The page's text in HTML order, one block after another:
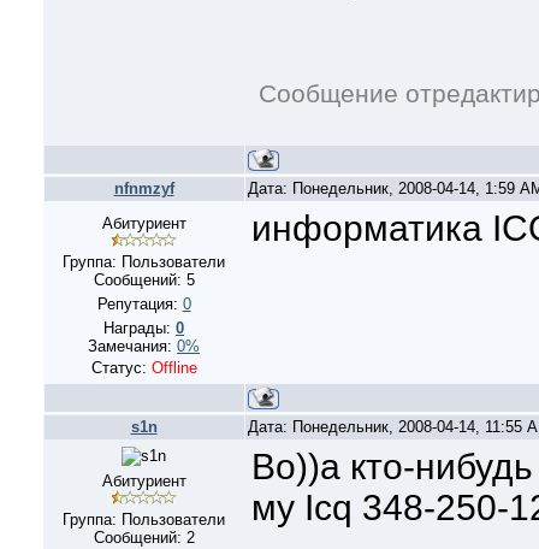
Сообщение
nfnmzyf
Дата: Понедельник, 2008-04-14, 1:59
Абитуриент
Группа: Пользователи
Сообщений: 5
Репутация: 0
Награды: 0
Замечания: 0%
Статус: Offline
информатика
s1n Дата: Понедельник, 2008-04-14, 11:55
Абитуриент
Группа: Пользователи
Сообщений: 2
Во))а кто-
му Icq 348-250-